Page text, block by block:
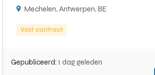
Mechelen, Antwerpen, BE
Vast contract
Gepubliceerd: 1 dag geleden